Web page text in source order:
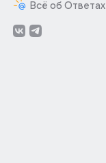
Всё об Ответах